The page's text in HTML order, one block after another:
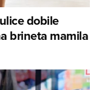
dobile
brineta mamila